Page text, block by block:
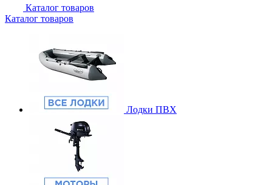
Каталог товаров
Каталог товаров
Лодки ПВХ